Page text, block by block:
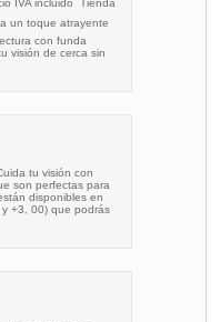
IVA incluido  Tienda
un toque atrayente
con funda
visión de cerca sin
tu visión con
son perfectas para
disponibles en
+3, 00) que podrás